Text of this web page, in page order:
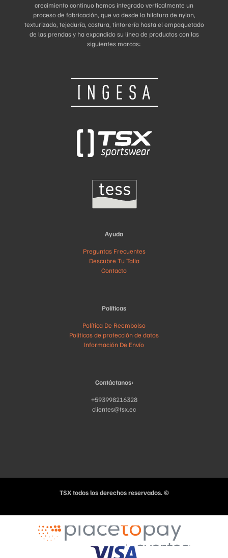
crecimiento continuo hemos integrado verticalmente un
proceso de fabricación, que va desde la hilatura de nylon,
texturizado, tejeduría, costura, tintorería hasta el empaquetado
de las prendas y ha expandido su línea de productos con las
siguientes marcas:
Ayuda
Preguntas Frecuentes
Descubre Tu Talla
Contacto
Políticas
Política De Reembolso
Políticas de protección de datos
Información De Envío
Contáctanos:
+593998216328
clientes@tsx.ec
TSX todos los derechos reservados. ©